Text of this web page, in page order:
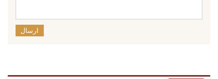
ارسال